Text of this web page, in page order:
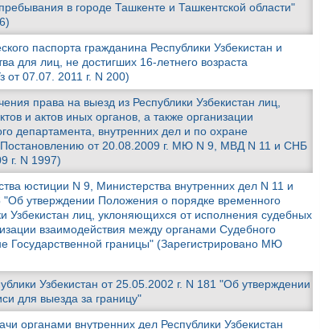
в городе Ташкенте и Ташкентской области"
паспорта гражданина Республики Узбекистан и
для лиц, не достигших 16-летнего возраста
07.07. 2011 г. N 200)
права на выезд из Республики Узбекистан лиц,
и актов иных органов, а также организации
департамента, внутренних дел и по охране
Постановлению от 20.08.2009 г. МЮ N 9, МВД N 11 и СНБ
г. N 1997)
юстиции N 9, Министерства внутренних дел N 11 и
утверждении Положения о порядке временного
Узбекистан лиц, уклоняющихся от исполнения судебных
взаимодействия между органами Судебного
Государственной границы" (Зарегистрировано МЮ
Узбекистан от 25.05.2002 г. N 181 "Об утверждении
для выезда за границу"
органами внутренних дел Республики Узбекистан